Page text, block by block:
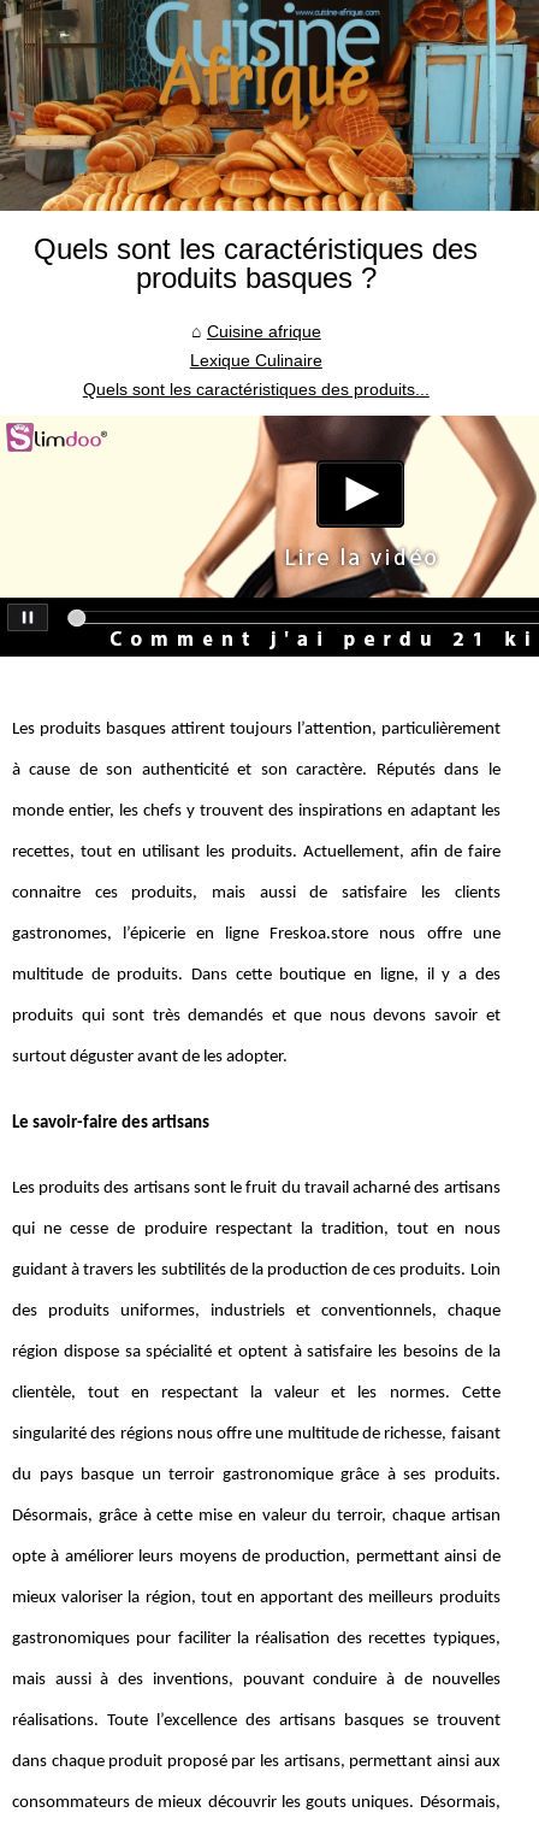
Quels sont les caractéristiques des
produits basques ?
Cuisine afrique
Lexique Culinaire
Quels sont les caractéristiques des produits...
Les produits basques attirent toujours l’attention, particulièrement
à cause de son authenticité et son caractère. Réputés dans le
monde entier, les chefs y trouvent des inspirations en adaptant les
recettes, tout en utilisant les produits. Actuellement, afin de faire
connaitre ces produits, mais aussi de satisfaire les clients
gastronomes, l’épicerie en ligne Freskoa.store nous offre une
multitude de produits. Dans cette boutique en ligne, il y a des
produits qui sont très demandés et que nous devons savoir et
surtout déguster avant de les adopter.
Le savoir-faire des artisans
Les produits des artisans sont le fruit du travail acharné des artisans
qui ne cesse de produire respectant la tradition, tout en nous
guidant à travers les subtilités de la production de ces produits. Loin
des produits uniformes, industriels et conventionnels, chaque
région dispose sa spécialité et optent à satisfaire les besoins de la
clientèle, tout en respectant la valeur et les normes. Cette
singularité des régions nous offre une multitude de richesse, faisant
du pays basque un terroir gastronomique grâce à ses produits.
Désormais, grâce à cette mise en valeur du terroir, chaque artisan
opte à améliorer leurs moyens de production, permettant ainsi de
mieux valoriser la région, tout en apportant des meilleurs produits
gastronomiques pour faciliter la réalisation des recettes typiques,
mais aussi à des inventions, pouvant conduire à de nouvelles
réalisations. Toute l’excellence des artisans basques se trouvent
dans chaque produit proposé par les artisans, permettant ainsi aux
consommateurs de mieux découvrir les gouts uniques. Désormais,